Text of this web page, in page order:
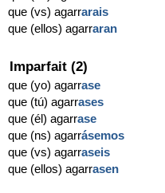
que (vs) agarrarais
que (ellos) agarraran
Imparfait (2)
que (yo) agarrase
que (tú) agarrases
que (él) agarrase
que (ns) agarrásemos
que (vs) agarraseis
que (ellos) agarrasen